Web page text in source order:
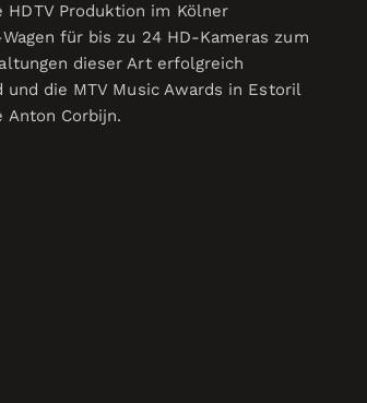
HDTV Produktion im Kölner
für bis zu 24 HD-Kameras zum
dieser Art erfolgreich
die MTV Music Awards in Estoril
Anton Corbijn.